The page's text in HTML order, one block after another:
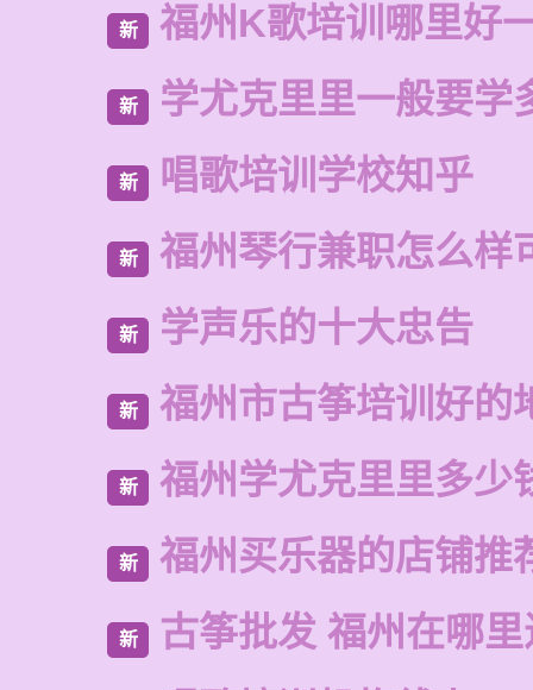
新 福州K歌培训哪里好
新 学尤克里里一般要学
新 唱歌培训学校知乎
新 福州琴行兼职怎么样
新 学声乐的十大忠告
新 福州市古筝培训好的
新 福州学尤克里里多少
新 福州买乐器的店铺推
新 古筝批发 福州在哪